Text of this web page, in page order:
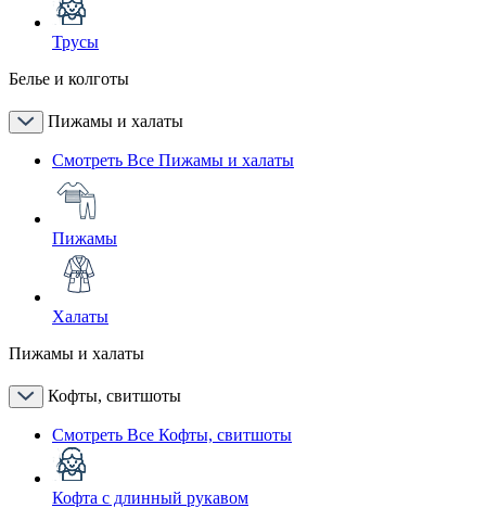
Трусы
Белье и колготы
Пижамы и халаты
Смотреть Все Пижамы и халаты
Пижамы
Халаты
Пижамы и халаты
Кофты, свитшоты
Смотреть Все Кофты, свитшоты
Кофта с длинный рукавом